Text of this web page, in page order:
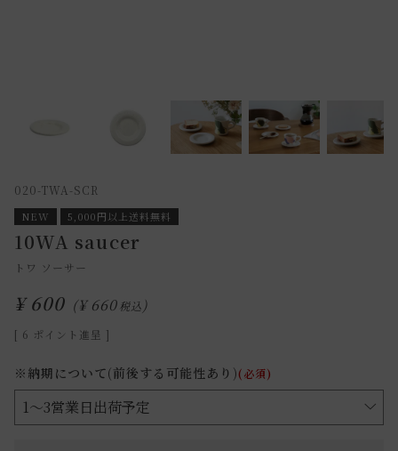
020-TWA-SCR
NEW 5,000円以上送料無料
10WA saucer
トワ ソーサー
¥ 600 ¥ 660税込
[ 6 ポイント進呈 ]
※納期について(前後する可能性あり)(必須)